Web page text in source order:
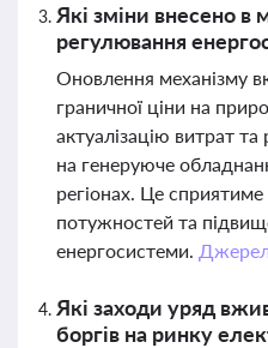
Які зміни внесено в
регулювання
Оновлення механізму
граничної ціни на
актуалізацію витрат
на генеруюче
регіонах. Це
потужностей та
енергосистеми.
Які заходи уряд
боргів на ринку